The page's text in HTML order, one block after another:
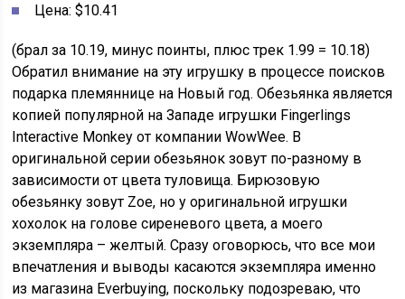
Цена: $10.41
(брал за 10.19, минус поинты, плюс трек 1.99 = 10.18)
Обратил внимание на эту игрушку в процессе поисков
подарка племяннице на Новый год. Обезьянка является
копией популярной на Западе игрушки Fingerlings
Interactive Monkey от компании WowWee. В
оригинальной серии обезьянок зовут по-разному в
зависимости от цвета туловища. Бирюзовую
обезьянку зовут Zoe, но у оригинальной игрушки
хохолок на голове сиреневого цвета, а моего
экземпляра – желтый. Сразу оговорюсь, что все мои
впечатления и выводы касаются экземпляра именно
из магазина Everbuying, поскольку подозреваю, что